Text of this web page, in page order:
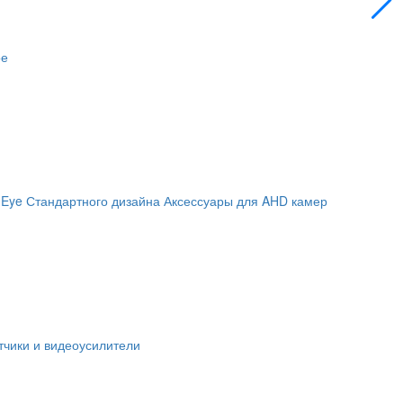
Стандартного дизайна Аксессуары для AHD камер
и видеоусилители